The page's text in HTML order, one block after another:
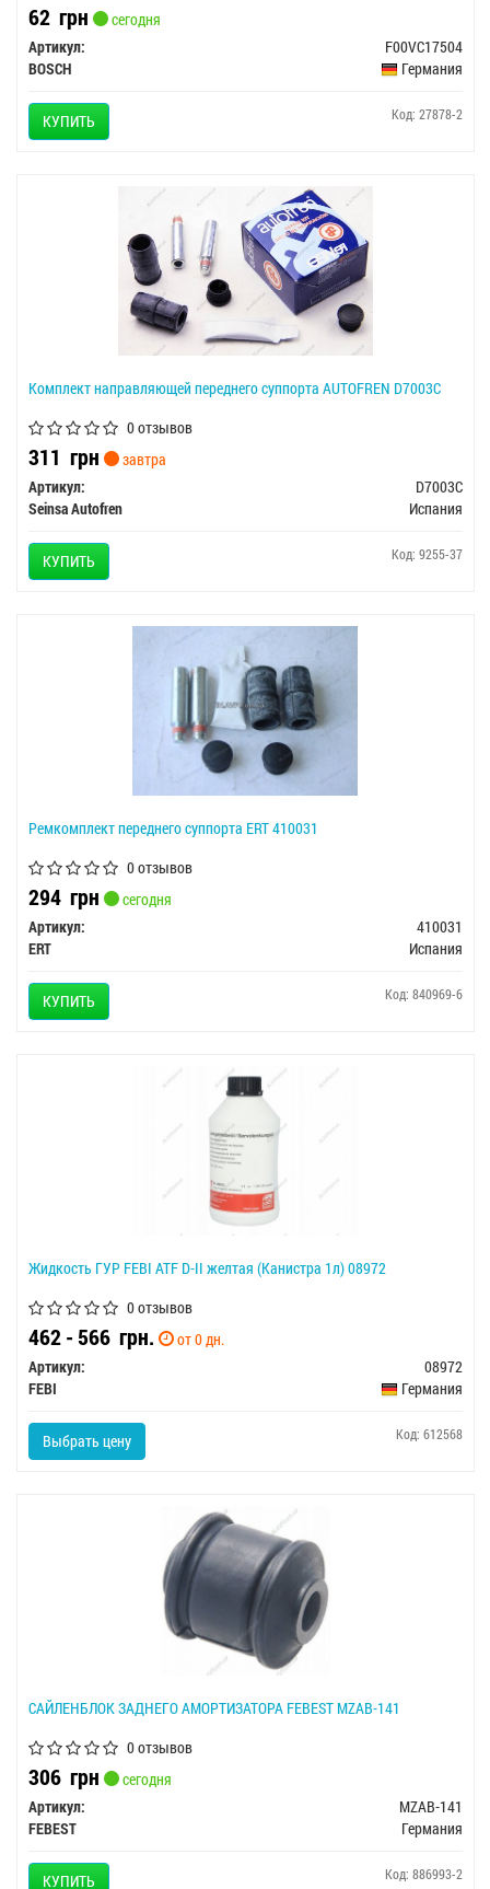
62 грн
сегодня
Артикул:
F00VC17504
BOSCH
Германия
КУПИТЬ Код: 27878-2
Комплект направляющей переднего суппорта AUTOFREN D7003C
0 отзывов
311 грн
завтра
Артикул:
D7003C
Seinsa Autofren
Испания
КУПИТЬ Код: 9255-37
Ремкомплект переднего суппорта ERT 410031
0 отзывов
294 грн
сегодня
Артикул:
410031
ERT
Испания
КУПИТЬ Код: 840969-6
Жидкость ГУР FEBI ATF D-II желтая (Канистра 1л) 08972
0 отзывов
462 - 566 грн.
от 0 дн.
Артикул:
08972
FEBI
Германия
Выбрать цену Код: 612568
САЙЛЕНБЛОК ЗАДНЕГО АМОРТИЗАТОРА FEBEST MZAB-141
0 отзывов
306 грн
сегодня
Артикул:
MZAB-141
FEBEST
Германия
КУПИТЬ Код: 886993-2